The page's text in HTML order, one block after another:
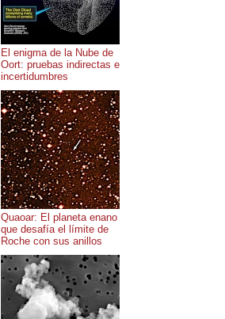
El enigma de la Nube de
Oort: pruebas indirectas e
incertidumbres
Quaoar: El planeta enano
que desafía el límite de
Roche con sus anillos